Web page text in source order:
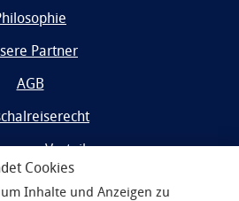
Cookies
Inhalte und Anzeigen zu
Partner
AGB
Vorteilsprogramm